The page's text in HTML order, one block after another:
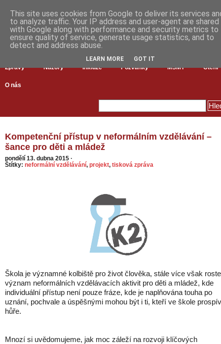
Zprávy Názory Inkluze Pozvánky MŠMT Čtení
O nás
Kompetenční přístup v neformálním vzdělávání –
šance pro děti a mládež
pondělí 13. dubna 2015 ·
Štítky: neformální vzdělávání, projekt, tisková zpráva
Škola je významné kolbiště pro život člověka, stále více však roste
význam neformálních vzdělávacích aktivit pro děti a mládež, kde
individuální přístup není pouze fráze, kde je naplňována touha po
uznání, pochvale a úspěšnými mohou být i ti, kteří ve škole
hůře.
Mnozí si uvědomujeme, jak moc záleží na rozvoji klíčových
This site uses cookies from Google to deliver its services
to analyze traffic. Your IP address and user-agent are shared
with Google along with performance and security metrics to
ensure quality of service, generate usage statistics, and to
detect and address abuse.
LEARN MORE GOT IT